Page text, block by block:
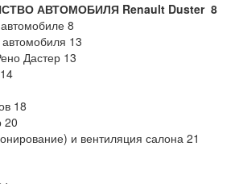
АВТОМОБИЛЯ Renault Duster 8
8
13
Дастер 13
18
20
и вентиляция салона 21